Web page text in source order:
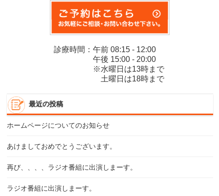
診療時間：午前 08:15 - 12:00
午後 15:00 - 20:00
※水曜日は13時まで
土曜日は18時まで
最近の投稿
ホームページについてのお知らせ
あけましておめでとうございます。
再び、、、、ラジオ番組に出演しまーす。
ラジオ番組に出演しまーす。